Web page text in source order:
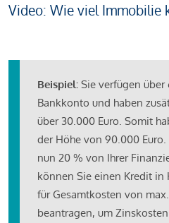
Video: Wie viel Immobilie
Beispiel: Sie verfügen über
Bankkonto und haben
über 30.000 Euro. Somit
der Höhe von 90.000
nun 20 % von Ihrer
können Sie einen Kredit in
für Gesamtkosten von
beantragen, um